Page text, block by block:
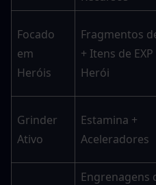
Focado
em
Heróis
Fragmentos
+ Itens de
Herói
Grinder
Ativo
Estamina +
Aceleradores
Engrenagens